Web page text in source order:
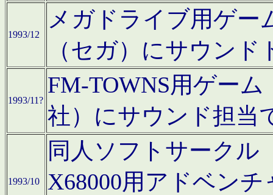
1993/12
メガドライブ用ゲー
（セガ）にサウン
1993/11?
FM-TOWNS用ゲー
社）にサウンド担当
1993/10
同人ソフトサークル
X68000用アドベン